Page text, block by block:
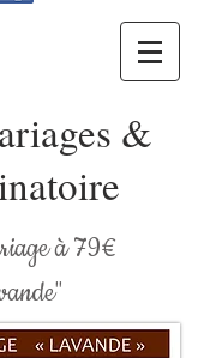
&
à 79€